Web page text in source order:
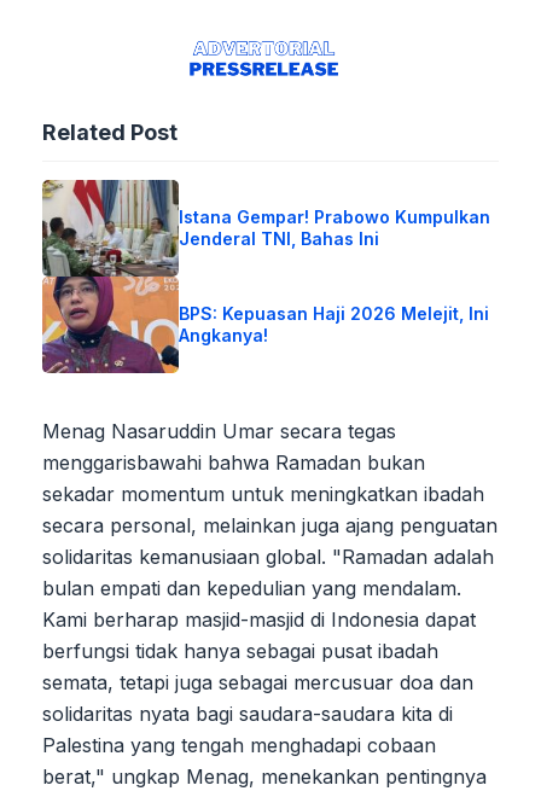
Related Post
Istana Gempar! Prabowo Kumpulkan
Jenderal TNI, Bahas Ini
BPS: Kepuasan Haji 2026 Melejit, Ini
Angkanya!
Menag Nasaruddin Umar secara tegas
menggarisbawahi bahwa Ramadan bukan
sekadar momentum untuk meningkatkan ibadah
secara personal, melainkan juga ajang penguatan
solidaritas kemanusiaan global. "Ramadan adalah
bulan empati dan kepedulian yang mendalam.
Kami berharap masjid-masjid di Indonesia dapat
berfungsi tidak hanya sebagai pusat ibadah
semata, tetapi juga sebagai mercusuar doa dan
solidaritas nyata bagi saudara-saudara kita di
Palestina yang tengah menghadapi cobaan
berat," ungkap Menag, menekankan pentingnya